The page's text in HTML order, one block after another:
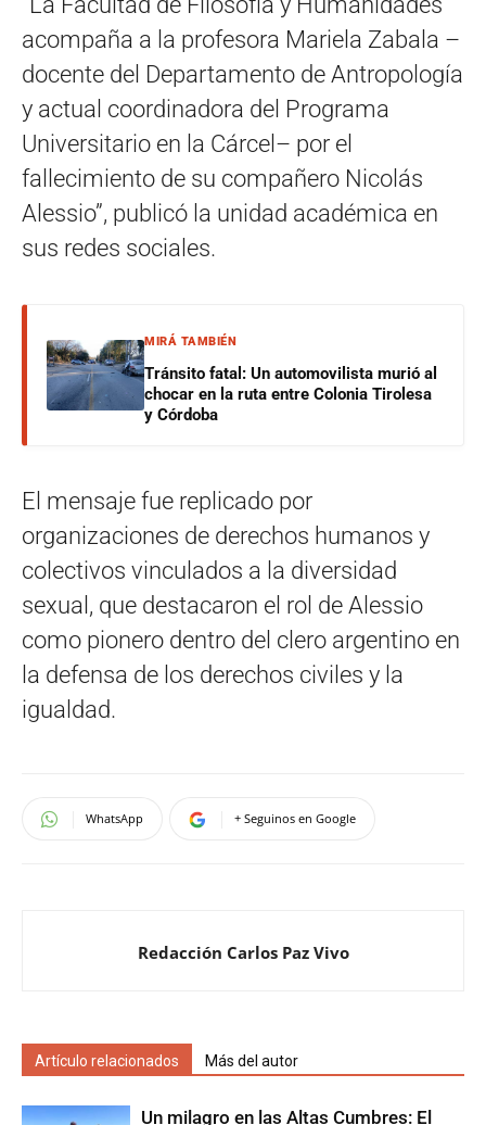
acompaña a la profesora Mariela Zabala –
docente del Departamento de Antropología
y actual coordinadora del Programa
Universitario en la Cárcel– por el
fallecimiento de su compañero Nicolás
Alessio”, publicó la unidad académica en
sus redes sociales.
MIRÁ TAMBIÉN
Tránsito fatal: Un automovilista murió al
chocar en la ruta entre Colonia Tirolesa
y Córdoba
El mensaje fue replicado por
organizaciones de derechos humanos y
colectivos vinculados a la diversidad
sexual, que destacaron el rol de Alessio
como pionero dentro del clero argentino en
la defensa de los derechos civiles y la
igualdad.
WhatsApp + Seguinos en Google
Redacción Carlos Paz Vivo
Artículo relacionados Más del autor
Un milagro en las Altas Cumbres: El